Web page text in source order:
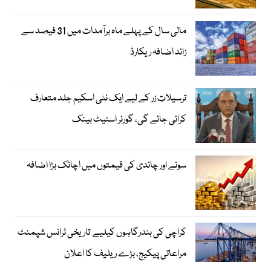
مالی سال کے پہلے ماہ برآمدات میں 31 فیصد سے
زائد اضافہ ریکارڈ
ترسیلاتِ زر کے لیے ایک نئی اسکیم جلد متعارف
کرائی جائے گی، گورنر اسٹیٹ بینک
سونے اور چاندی کی قیمتوں میں اچانک بڑا اضافہ
کراچی کی بندرگاہوں کیلیے تاریخی ٹرانس شپمنٹ
مراعاتی پیکیج، بڑے ریلیف کا اعلان